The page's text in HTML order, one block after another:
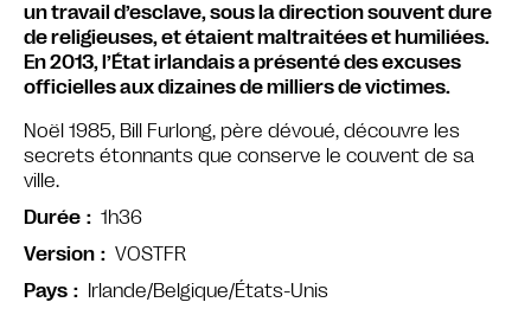
un travail d’esclave, sous la direction souvent dure
de religieuses, et étaient maltraitées et humiliées.
En 2013, l’État irlandais a présenté des excuses
officielles aux dizaines de milliers de victimes.
Noël 1985, Bill Furlong, père dévoué, découvre les
secrets étonnants que conserve le couvent de sa
ville.
Durée
1h36
Version
VOSTFR
Pays
Irlande/Belgique/États-Unis